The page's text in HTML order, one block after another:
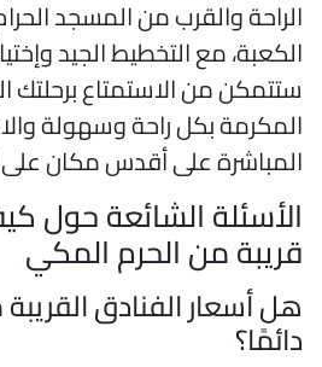
والقرب من المسجد
مع التخطيط الجيد
من الاستمتاع برحلتك
بكل راحة وسهولة
على أقدس مكان على
الشائعة حول
من الحرم المكي
أسعار الفنادق القريبة